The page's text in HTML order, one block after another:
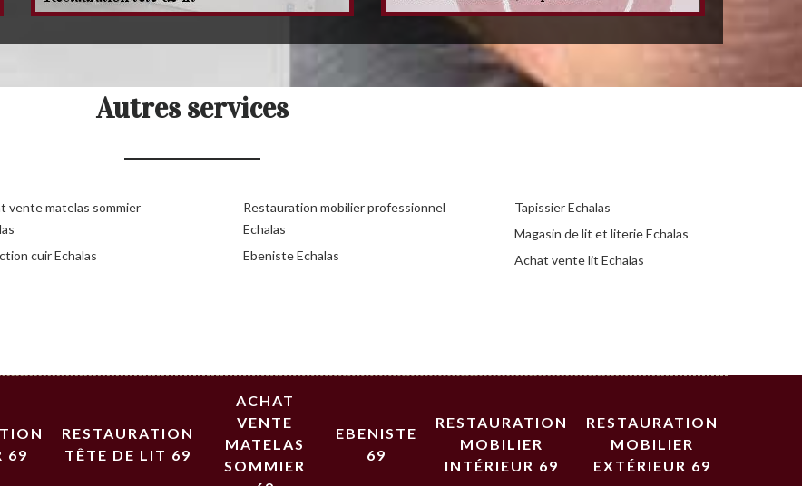
Autres services
vente matelas sommier
cuir Echalas
Restauration mobilier professionnel
Echalas
Ebeniste Echalas
Tapissier Echalas
Magasin de lit et literie Echalas
Achat vente lit Echalas
69
RESTAURATION
TÊTE DE LIT 69
ACHAT
VENTE
MATELAS
SOMMIER
EBENISTE
69
RESTAURATION
MOBILIER
INTÉRIEUR 69
RESTAURATION
MOBILIER
EXTÉRIEUR 69